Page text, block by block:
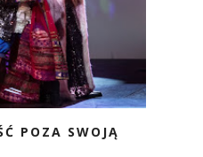
POZA SWOJĄ